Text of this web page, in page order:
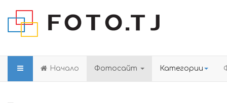
Начало Фотосайт Категории